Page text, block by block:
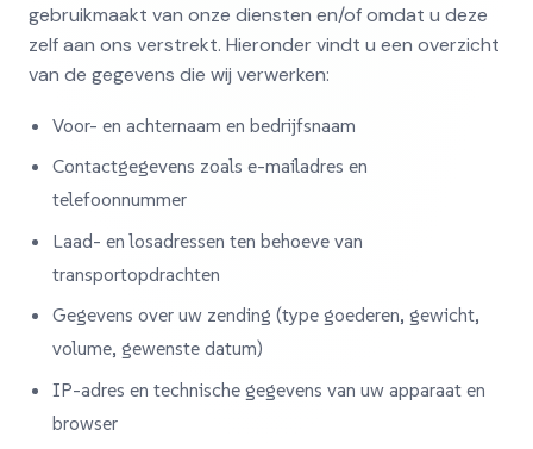
gebruikmaakt van onze diensten en/of omdat u deze
zelf aan ons verstrekt. Hieronder vindt u een overzicht
van de gegevens die wij verwerken:
Voor- en achternaam en bedrijfsnaam
Contactgegevens zoals e-mailadres en
telefoonnummer
Laad- en losadressen ten behoeve van
transportopdrachten
Gegevens over uw zending (type goederen, gewicht,
volume, gewenste datum)
IP-adres en technische gegevens van uw apparaat en
browser